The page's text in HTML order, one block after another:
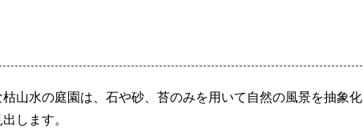
山水の庭園は、石や砂、苔のみを用いて自然の風景を抽象化
します。